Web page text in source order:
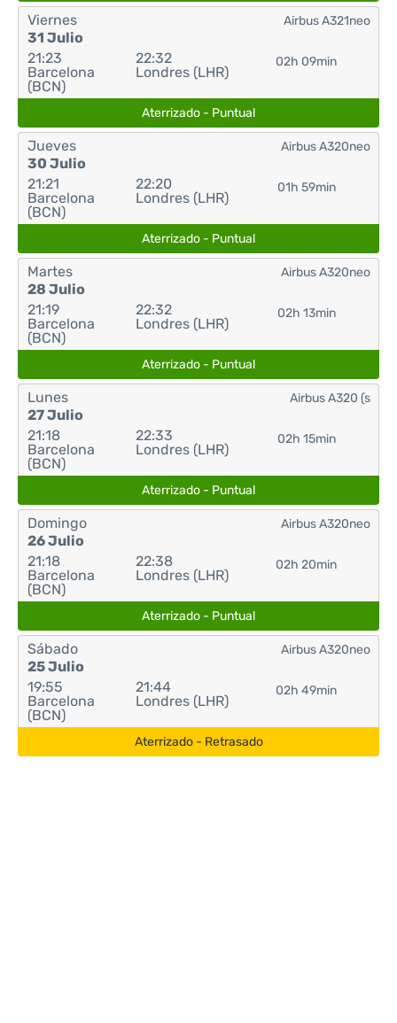
Viernes
31 Julio
21:23
Barcelona
(BCN)
22:32
Londres (LHR)
02h 09min
Airbus A321neo
Aterrizado - Puntual
Jueves
30 Julio
21:21
Barcelona
(BCN)
22:20
Londres (LHR)
01h 59min
Airbus A320neo
Aterrizado - Puntual
Martes
28 Julio
21:19
Barcelona
(BCN)
22:32
Londres (LHR)
02h 13min
Airbus A320neo
Aterrizado - Puntual
Lunes
27 Julio
21:18
Barcelona
(BCN)
22:33
Londres (LHR)
02h 15min
Airbus A320 (s
Aterrizado - Puntual
Domingo
26 Julio
21:18
Barcelona
(BCN)
22:38
Londres (LHR)
02h 20min
Airbus A320neo
Aterrizado - Puntual
Sábado
25 Julio
19:55
Barcelona
(BCN)
21:44
Londres (LHR)
02h 49min
Airbus A320neo
Aterrizado - Retrasado